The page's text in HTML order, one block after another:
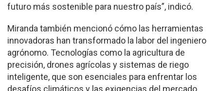
futuro más sostenible para nuestro país”, indicó.
Miranda también mencionó cómo las herramientas
innovadoras han transformado la labor del ingeniero
agrónomo. Tecnologías como la agricultura de
precisión, drones agrícolas y sistemas de riego
inteligente, que son esenciales para enfrentar los
desafíos climáticos y las exigencias del mercado